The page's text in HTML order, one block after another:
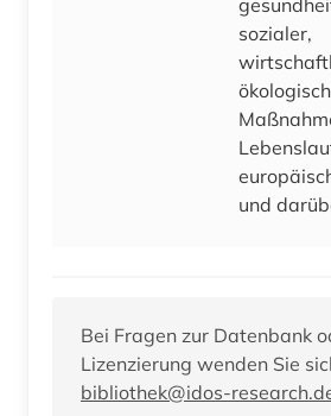
sozialer,
und
Bei Fragen zur Datenbank
Lizenzierung wenden Sie
bibliothek@idos-